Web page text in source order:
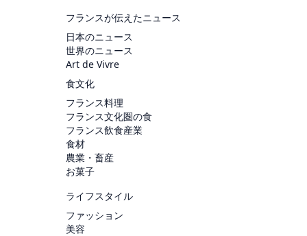
フランスが伝えたニュース
日本のニュース
世界のニュース
Art de Vivre
食文化
フランス料理
フランス文化圏の食
フランス飲食産業
食材
農業・畜産
お菓子
ライフスタイル
ファッション
美容